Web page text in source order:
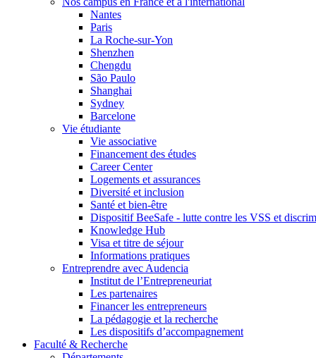
Nantes
Paris
La Roche-sur-Yon
Shenzhen
Chengdu
São Paulo
Shanghai
Sydney
Barcelone
Vie étudiante
Vie associative
Financement des études
Career Center
Logements et assurances
Diversité et inclusion
Santé et bien-être
Dispositif BeeSafe - lutte contre les VSS et
Knowledge Hub
Visa et titre de séjour
Informations pratiques
Entreprendre avec Audencia
Institut de l’Entrepreneuriat
Les partenaires
Financer les entrepreneurs
La pédagogie et la recherche
Les dispositifs d’accompagnement
Faculté & Recherche